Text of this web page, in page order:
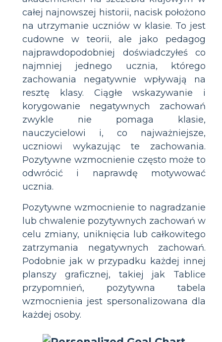
całej najnowszej historii, nacisk położono
na utrzymanie uczniów w klasie. To jest
cudowne w teorii, ale jako pedagog
najprawdopodobniej doświadczyłeś co
najmniej jednego ucznia, którego
zachowania negatywnie wpływają na
resztę klasy. Ciągłe wskazywanie i
korygowanie negatywnych zachowań
zwykle nie pomaga klasie,
nauczycielowi i, co najważniejsze,
uczniowi wykazując te zachowania.
Pozytywne wzmocnienie często może to
odwrócić i naprawdę motywować
ucznia.
Pozytywne wzmocnienie to nagradzanie
lub chwalenie pozytywnych zachowań w
celu zmiany, uniknięcia lub całkowitego
zatrzymania negatywnych zachowań.
Podobnie jak w przypadku każdej innej
planszy graficznej, takiej jak Tablice
przypomnień, pozytywna tabela
wzmocnienia jest spersonalizowana dla
każdej osoby.